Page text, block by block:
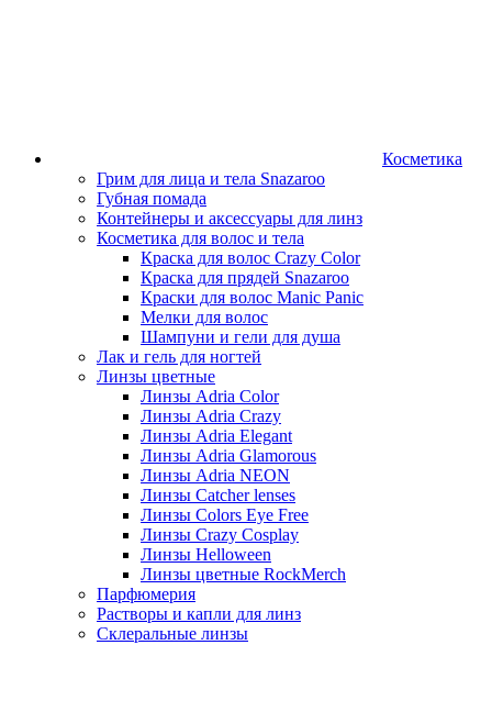
Косметика
Грим для лица и тела Snazaroo
Губная помада
Контейнеры и аксессуары для линз
Косметика для волос и тела
Краска для волос Crazy Color
Краска для прядей Snazaroo
Краски для волос Manic Panic
Мелки для волос
Шампуни и гели для душа
Лак и гель для ногтей
Линзы цветные
Линзы Adria Color
Линзы Adria Crazy
Линзы Adria Elegant
Линзы Adria Glamorous
Линзы Adria NEON
Линзы Catcher lenses
Линзы Colors Eye Free
Линзы Crazy Cosplay
Линзы Helloween
Линзы цветные RockMerch
Парфюмерия
Растворы и капли для линз
Склеральные линзы